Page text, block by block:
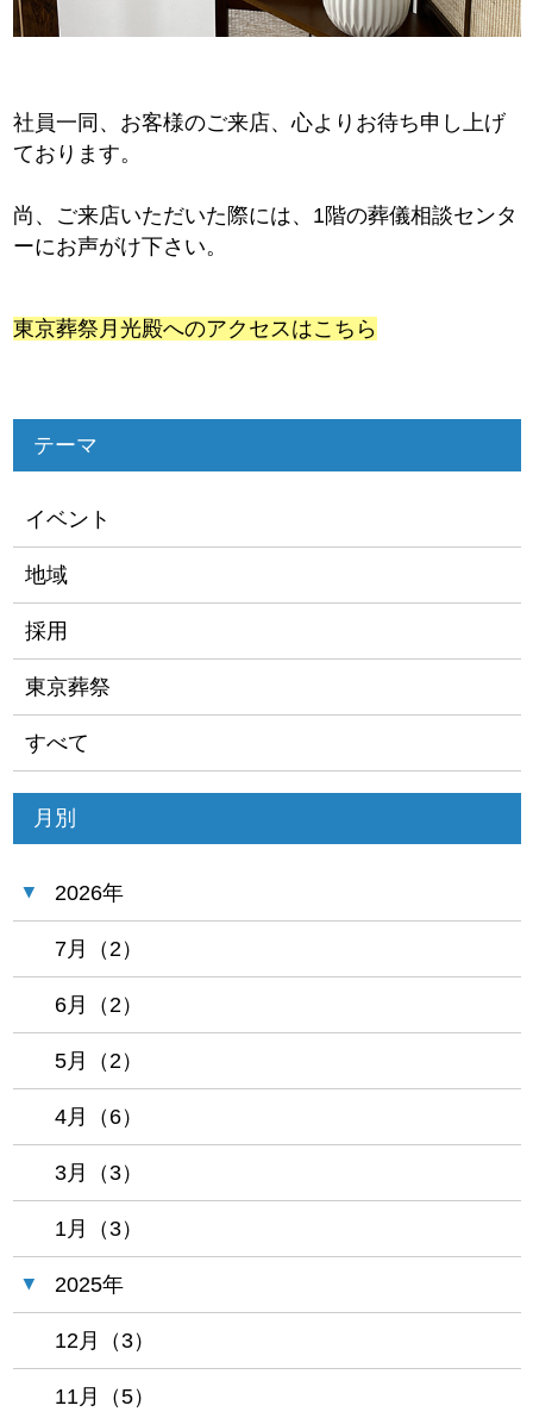
社員一同、お客様のご来店、心よりお待ち申し上げ
ております。
尚、ご来店いただいた際には、1階の葬儀相談センタ
ーにお声がけ下さい。
東京葬祭月光殿へのアクセスはこちら
テーマ
イベント
地域
採用
東京葬祭
すべて
月別
2026年
7月（2）
6月（2）
5月（2）
4月（6）
3月（3）
1月（3）
2025年
12月（3）
11月（5）